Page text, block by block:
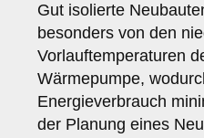
Gut isolierte
besonders von den
Vorlauftemperaturen
Wärmepumpe,
Energieverbrauch
der Planung eines